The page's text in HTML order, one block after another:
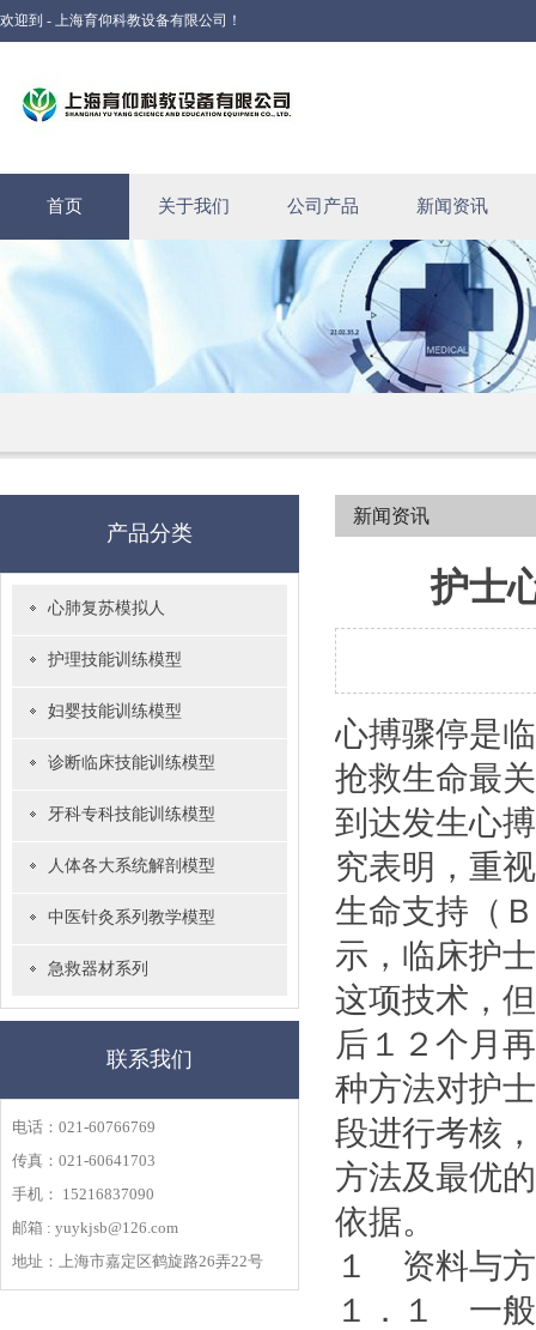
欢迎到 - 上海育仰科教设备有限公司！
首页 关于我们 公司产品 新闻资讯
产品分类
心肺复苏模拟人
护理技能训练模型
妇婴技能训练模型
诊断临床技能训练模型
牙科专科技能训练模型
人体各大系统解剖模型
中医针灸系列教学模型
急救器材系列
联系我们
电话：021-60766769
传真：021-60641703
手机： 15216837090
邮箱 : yuykjsb@126.com
地址：上海市嘉定区鹤旋路26弄22号
新闻资讯
护士
心搏骤停是
抢救生命最
到达发生心
究表明，重
生命支持（
示，临床护
这项技术，
后１２个月
种方法对护
段进行考核
方法及最优
依据。
１ 资料与
１．１ 一